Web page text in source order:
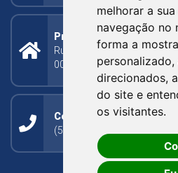
melhorar a
navegação no
forma a
personalizado,
direcionados,
do site e
os visitantes.
Prefeitura Municipal
Rua Silva Jardim, 505 -
000
Contato
(54) 3273-1649 ou (54)